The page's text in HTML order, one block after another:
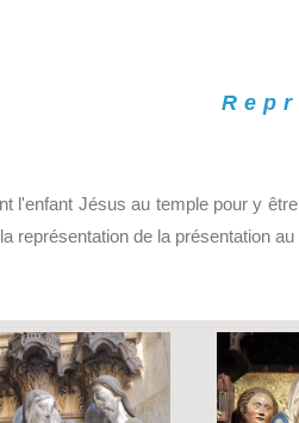
l'enfant Jésus au temple pour y
représentation de la présentation